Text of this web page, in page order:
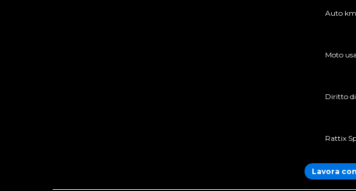
Auto
Moto
Diritto di
Rattix
Lavora